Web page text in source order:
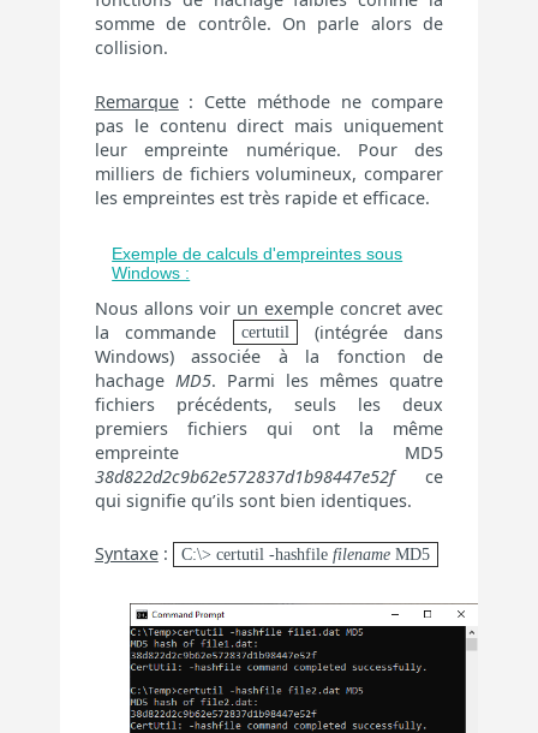
somme de contrôle. On parle alors de
collision.
Remarque: Cette méthode ne compare
pas le contenu direct mais uniquement
leur empreinte numérique. Pour des
milliers de fichiers volumineux, comparer
les empreintes est très rapide et efficace.
Exemple de calculs d'empreintes sous
Windows :
Nous allons voir un exemple concret avec
la commande
certutil
(intégrée dans
Windows) associée à la fonction de
hachage MD5. Parmi les mêmes quatre
fichiers précédents, seuls les deux
premiers fichiers qui ont la même
empreinte MD5
38d822d2c9b62e572837d1b98447e52fce
qui signifie qu’ils sont bien identiques.
Syntaxe: C:\> certutil -hashfile filenameMD5